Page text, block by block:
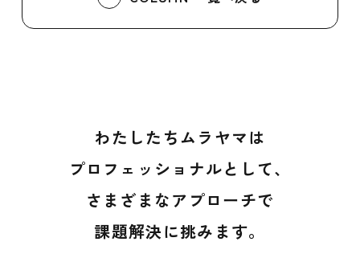
わたしたちムラヤマは
プロフェッショナルとして、
さまざまなアプローチで
課題解決に挑みます。